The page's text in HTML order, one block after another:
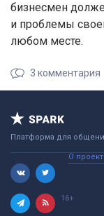
бизнесмен
и проблемы
любом месте.
3 комментария
Платформа для
О
16+